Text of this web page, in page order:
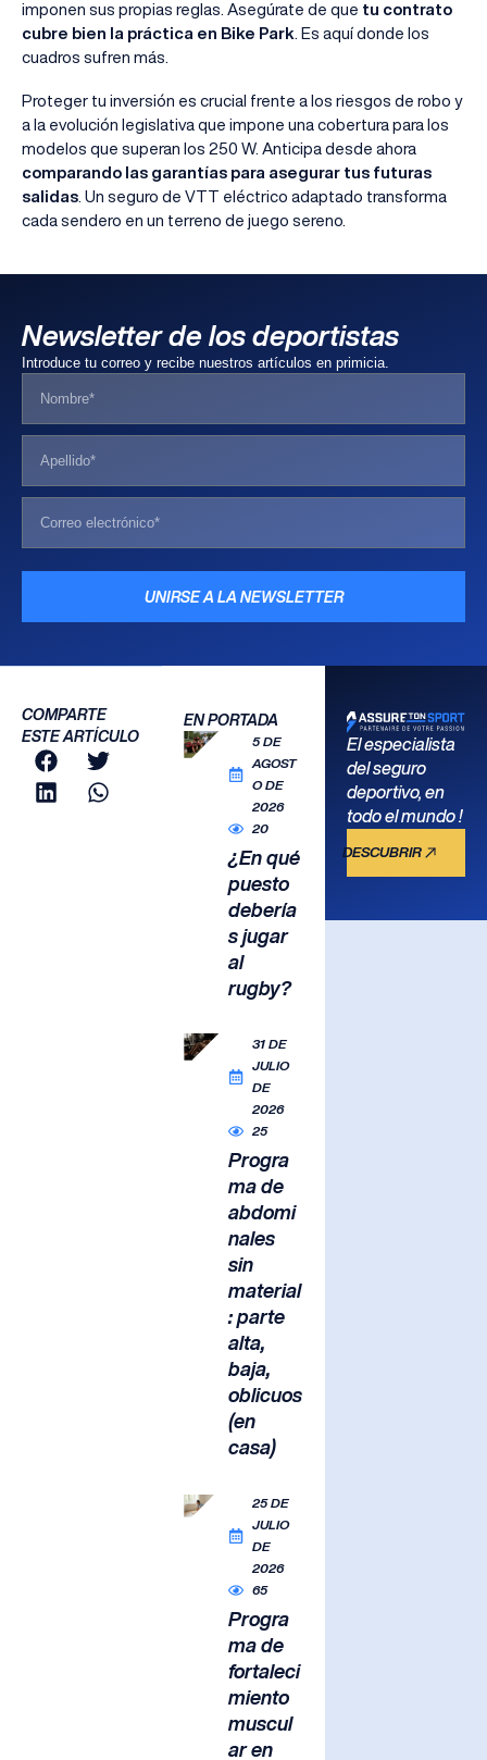
imponen sus propias reglas. Asegúrate de que tu contrato
cubre bien la práctica en Bike Park. Es aquí donde los
cuadros sufren más.
Proteger tu inversión es crucial frente a los riesgos de robo y
a la evolución legislativa que impone una cobertura para los
modelos que superan los 250 W. Anticipa desde ahora
comparando las garantías para asegurar tus futuras
salidas. Un seguro de VTT eléctrico adaptado transforma
cada sendero en un terreno de juego sereno.
Newsletter de los deportistas
Introduce tu correo y recibe nuestros artículos en primicia.
UNIRSE A LA NEWSLETTER
COMPARTE
ESTE ARTÍCULO
EN PORTADA
5 DE
AGOST
O DE
2026
20
¿En qué
puesto
debería
s jugar
al
rugby?
31 DE
JULIO
DE
2026
25
Progra
ma de
abdomi
nales
sin
material
: parte
alta,
baja,
oblicuos
(en
casa)
25 DE
JULIO
DE
2026
65
Progra
ma de
fortaleci
miento
muscul
ar en
El especialista
del seguro
deportivo, en
todo el mundo !
DESCUBRIR